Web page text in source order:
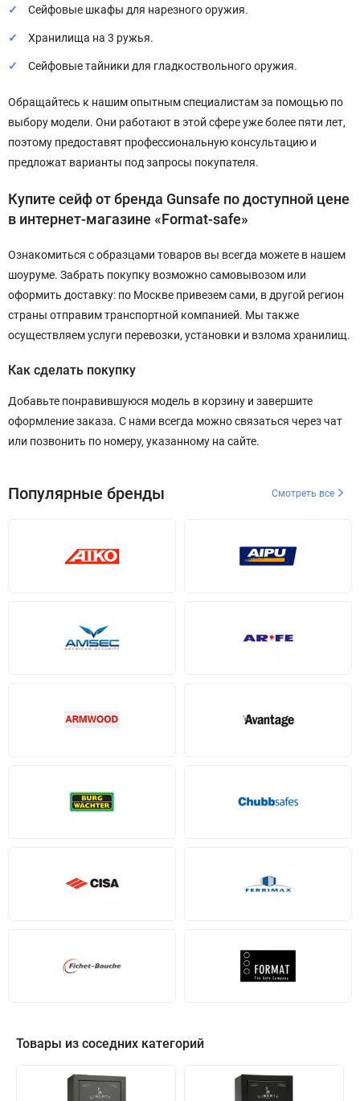
Сейфовые шкафы для нарезного оружия.
Хранилища на 3 ружья.
Сейфовые тайники для гладкоствольного оружия.
Обращайтесь к нашим опытным специалистам за помощью по
выбору модели. Они работают в этой сфере уже более пяти лет,
поэтому предоставят профессиональную консультацию и
предложат варианты под запросы покупателя.
Купите сейф от бренда Gunsafe по доступной цене
в интернет-магазине «Format-safe»
Ознакомиться с образцами товаров вы всегда можете в нашем
шоуруме. Забрать покупку возможно самовывозом или
оформить доставку: по Москве привезем сами, в другой регион
страны отправим транспортной компанией. Мы также
осуществляем услуги перевозки, установки и взлома хранилищ.
Как сделать покупку
Добавьте понравившуюся модель в корзину и завершите
оформление заказа. С нами всегда можно связаться через чат
или позвонить по номеру, указанному на сайте.
Популярные бренды Смотреть все
Товары из соседних категорий